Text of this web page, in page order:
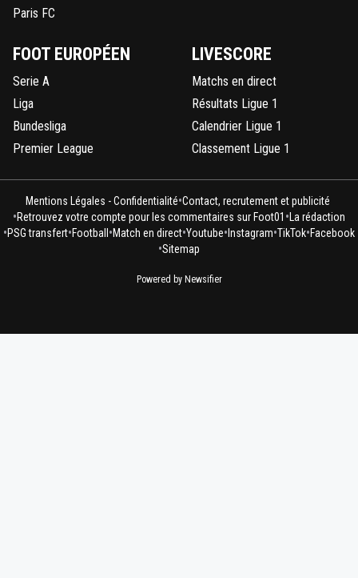
Paris FC
FOOT EUROPÉEN
Serie A
Liga
Bundesliga
Premier League
LIVESCORE
Matchs en direct
Résultats Ligue 1
Calendrier Ligue 1
Classement Ligue 1
Mentions Légales - Confidentialité•Contact, recrutement et publicité
•Retrouvez votre compte pour les commentaires sur Foot01 • La rédaction
•PSG transfert•Football •Match en direct•Youtube• Instagram•TikTok•Facebook
•Sitemap
Powered by Newsifier